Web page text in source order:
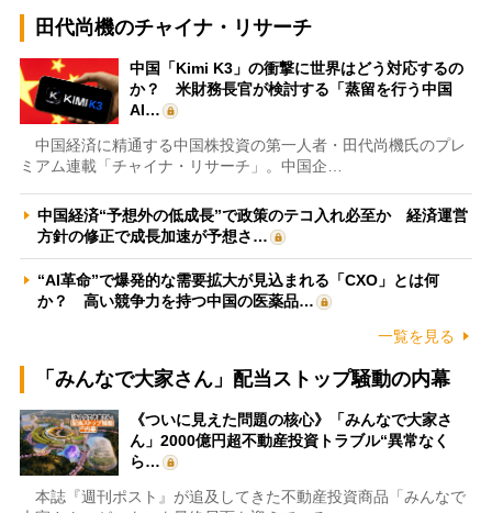
田代尚機のチャイナ・リサーチ
中国「Kimi K3」の衝撃に世界はどう対応するの
か？ 米財務長官が検討する「蒸留を行う中国
AI…
中国経済に精通する中国株投資の第一人者・田代尚機氏のプレ
ミアム連載「チャイナ・リサーチ」。中国企…
中国経済“予想外の低成長”で政策のテコ入れ必至か 経済運営
方針の修正で成長加速が予想さ…
“AI革命”で爆発的な需要拡大が見込まれる「CXO」とは何
か？ 高い競争力を持つ中国の医薬品…
一覧を見る
「みんなで大家さん」配当ストップ騒動の内幕
《ついに見えた問題の核心》「みんなで大家さ
ん」2000億円超不動産投資トラブル“異常なく
ら…
本誌『週刊ポスト』が追及してきた不動産投資商品「みんなで